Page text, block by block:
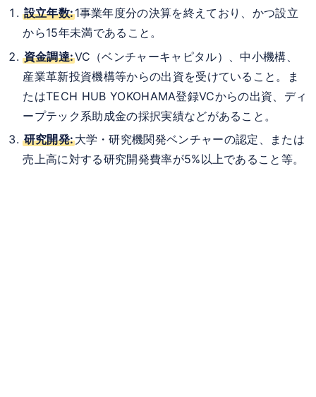
設立年数:1事業年度分の決算を終えており、かつ設立
から15年未満であること。
資金調達:VC（ベンチャーキャピタル）、中小機構、
産業革新投資機構等からの出資を受けていること。ま
たはTECH HUB YOKOHAMA登録VCからの出資、ディ
ープテック系助成金の採択実績などがあること。
研究開発:大学・研究機関発ベンチャーの認定、または
売上高に対する研究開発費率が5%以上であること等。